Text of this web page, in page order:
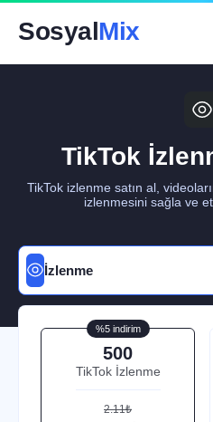
SosyalMix
TikTok
TikTok izlenme satın al,
izlenmesini sağla ve
İzlenme
%5 indirim
500
TikTok İzlenme
2.11₺